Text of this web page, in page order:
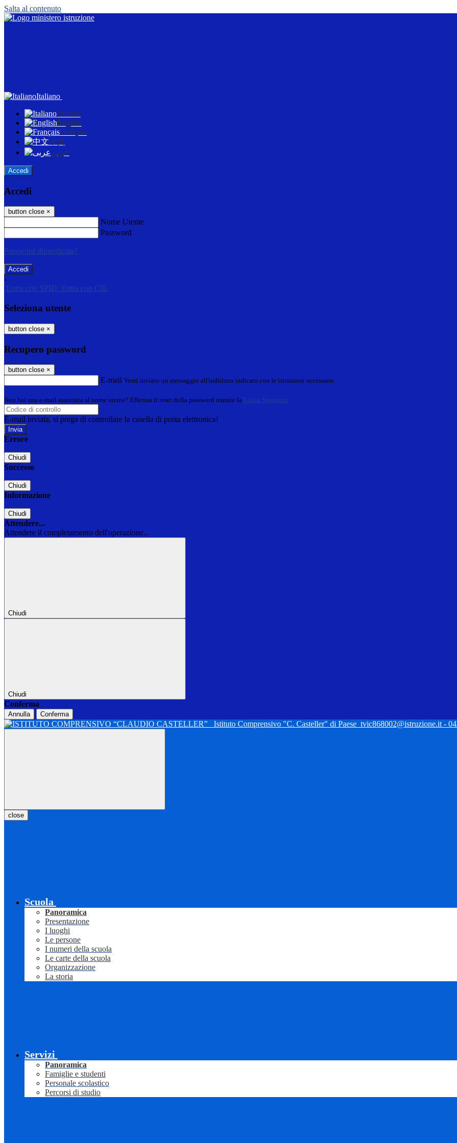
Salta al contenuto
Italiano
Italiano
English
Français
中文
عربى
Accedi
Accedi
button close ×
Nome Utente
Password
Password dimenticata?
-
Entra con SPID
Entra con CIE
Seleziona utente
button close ×
Recupero password
button close ×
E-mail Verrà inviato un messaggio all'indirizzo indicato con le istruzioni necessarie.
Non hai una e-mail associata al nome utente? Effettua il reset della password tramite la Login Spaggiari
E-mail inviata, si prega di controllare la casella di posta elettronica!
Errore
Chiudi
Successo
Chiudi
Informazione
Chiudi
Attendere...
Attendere il completamento dell'operazione...
Chiudi
Chiudi
Conferma
Annulla Conferma
Istituto Comprensivo "C. Casteller" di Paese tvic868002@istruzione.it -
close
Scuola
Panoramica
Presentazione
I luoghi
Le persone
I numeri della scuola
Le carte della scuola
Organizzazione
La storia
Servizi
Panoramica
Famiglie e studenti
Personale scolastico
Percorsi di studio